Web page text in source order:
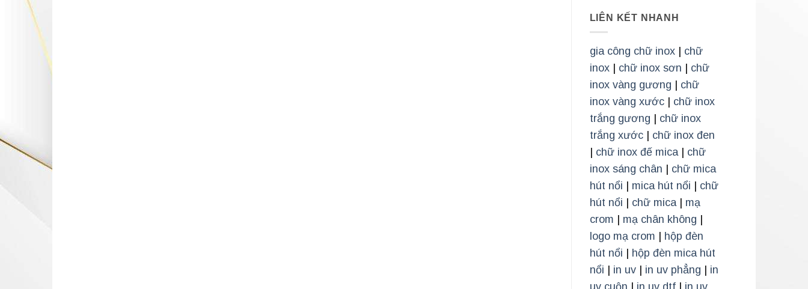
LIÊN KẾT NHANH
gia công chữ inox| chữ
inox| chữ inox sơn
chữ
inox vàng gương
chữ
inox vàng xước| chữ inox
trắng gương
chữ inox
trắng xước| chữ inox đen
chữ inox đế mica| chữ
inox sáng chân
chữ mica
hút nổi
mica hút nổi
chữ
hút nổi
chữ mica| mạ
crom
mạ chân không
logo mạ crom
hộp đèn
hút nổi
hộp đèn mica hút
nổi
in uv| in uv phẳng
in